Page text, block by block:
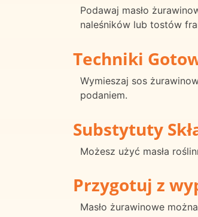
Podawaj masło
naleśników lub tostów
Techniki
Wymieszaj sos
podaniem.
Substytuty
Możesz użyć masła
Przygotuj z
Masło żurawinowe